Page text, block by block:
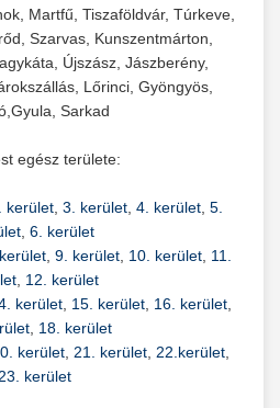
Martfű, Tiszaföldvár, Túrkeve,
Szarvas, Kunszentmárton,
Újszász, Jászberény,
Lőrinci, Gyöngyös,
Sarkad
egész területe:
kerület 3. kerület 4. kerület 5.
6. kerület
, 9. kerület, 10. kerület, 11.
12. kerület
kerület 15. kerület 16. kerület
18. kerület
kerület 21. kerület 22.kerület
23. kerület